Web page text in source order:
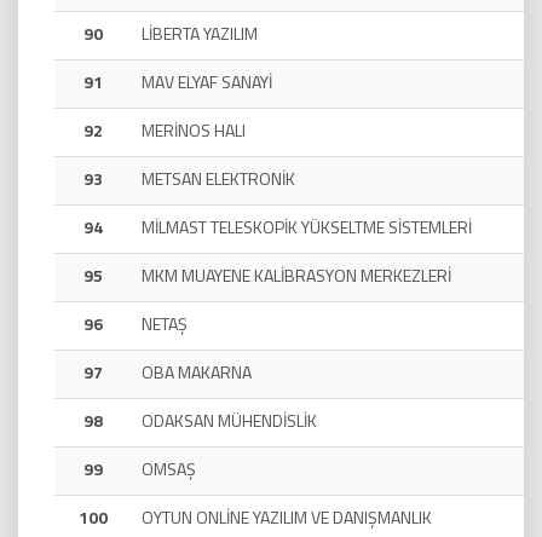
90
LİBERTA YAZILIM
91
MAV ELYAF SANAYİ
92
MERİNOS HALI
93
METSAN ELEKTRONİK
94
MİLMAST TELESKOPİK YÜKSELTME SİSTEMLERİ
95
MKM MUAYENE KALİBRASYON MERKEZLERİ
96
NETAŞ
97
OBA MAKARNA
98
ODAKSAN MÜHENDİSLİK
99
OMSAŞ
100
OYTUN ONLİNE YAZILIM VE DANIŞMANLIK